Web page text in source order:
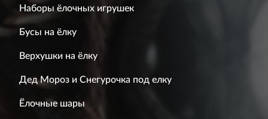
Наборы ёлочных игрушек
Бусы на ёлку
Верхушки на ёлку
Дед Мороз и Снегурочка под елку
Ёлочные шары